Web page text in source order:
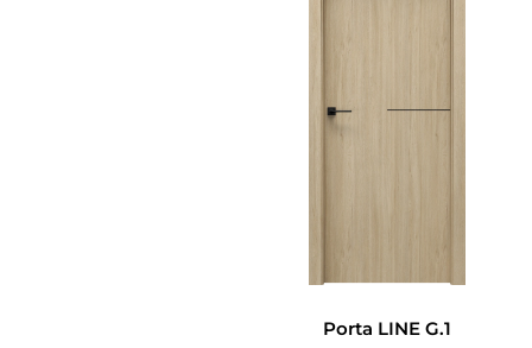
Porta LINE G.1